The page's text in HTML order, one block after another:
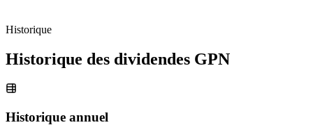
Historique
Historique des dividendes GPN
Historique annuel